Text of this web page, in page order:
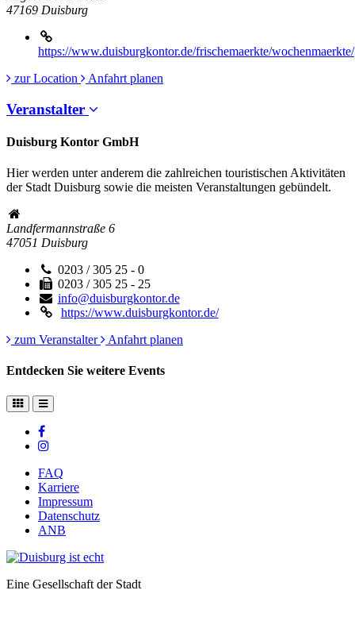
47169 Duisburg
https://www.duisburgkontor.de/frischemaerkte/wochenmaerkte/
zur Location
Anfahrt planen
Veranstalter
Duisburg Kontor GmbH
Hier werden unter anderem die zahlreichen touristischen Aktivitäten
der Stadt Duisburg sowie die meisten Veranstaltungen gebündelt.
Landfermannstraße 6
47051 Duisburg
0203 / 305 25 - 0
0203 / 305 25 - 25
info@duisburgkontor.de
https://www.duisburgkontor.de/
zum Veranstalter
Anfahrt planen
Entdecken Sie weitere Events
FAQ
Karriere
Impressum
Datenschutz
ANB
Eine Gesellschaft der Stadt